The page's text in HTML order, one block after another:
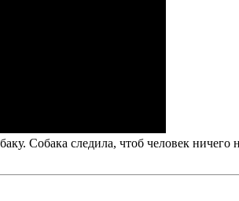
Собака следила, чтоб человек ничего